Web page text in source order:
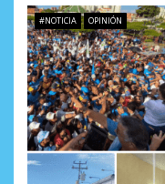
e
n
t
r
a
#NOTICIA OPINIÓN